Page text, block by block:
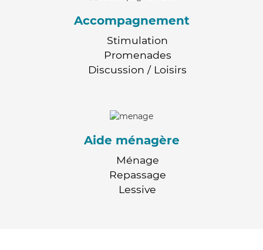
Accompagnement
Stimulation
Promenades
Discussion / Loisirs
Aide ménagère
Ménage
Repassage
Lessive